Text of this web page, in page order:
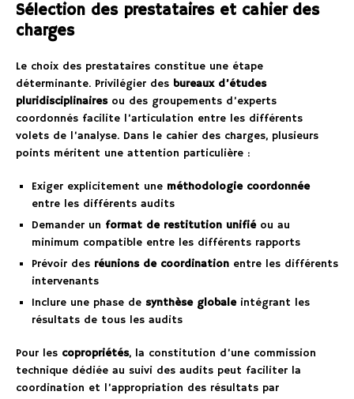
Sélection des prestataires et cahier des
charges
Le choix des prestataires constitue une étape
déterminante. Privilégier des bureaux d’études
pluridisciplinairesou des groupements d’experts
coordonnés facilite l’articulation entre les différents
volets de l’analyse. Dans le cahier des charges, plusieurs
points méritent une attention particulière :
Exiger explicitement une méthodologie coordonnée
entre les différents audits
Demander un format de restitution unifiéou au
minimum compatible entre les différents rapports
Prévoir des réunions de coordination entre les différents
intervenants
Inclure une phase de synthèse globaleintégrant les
résultats de tous les audits
Pour les copropriétés, la constitution d’une commission
technique dédiée au suivi des audits peut faciliter la
coordination et l’appropriation des résultats par